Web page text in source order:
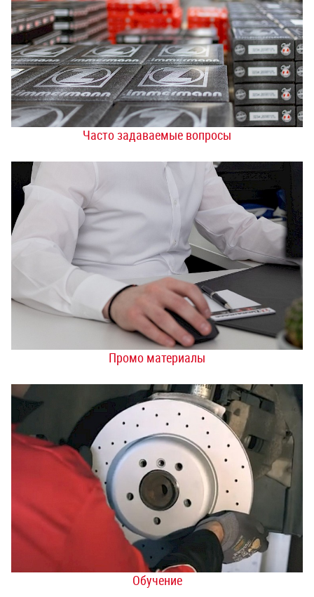
Часто задаваемые вопросы
Промо материалы
Обучение